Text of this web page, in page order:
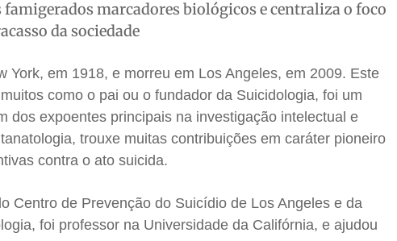
marcadores biológicos e centraliza o foco
da sociedade
York, em 1918, e morreu em Los Angeles, em 2009. Este
como o pai ou o fundador da Suicidologia, foi um
dos expoentes principais na investigação intelectual e
trouxe muitas contribuições em caráter pioneiro
contra o ato suicida.
Centro de Prevenção do Suicídio de Los Angeles e da
foi professor na Universidade da Califórnia, e ajudou